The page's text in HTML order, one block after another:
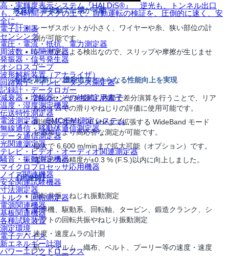
高・実輝度表示システム『HALDiS®』 逆光も、トンネル出口
も、24時間デスクの上で。自動運転の検証を、圧倒的に速く、安
全に。
電子計測器
センシング
電圧・電流・抵抗、電力測定器
周波数・時間測定器
発振器・信号発生器
オシロスコープ
波形解析装置（アナライザ）
回路素子・インピーダンス測定器
記録計・データロガー
減衰器・増幅器・その他測定用素子
温度・湿度測定機器
伝送特性測定器
電波測定器、EMC/EMI測定システム
無線通信・移動体通信測定器
データ通信測定器
光関連測定器
テレビ・ビデオ・オーディオ関連測定器
騒音・振動測定機器
マイクロプロセッサ応用機器
ノイズ関連機器
安全関連試験機器
寸法測定器
トルク・回転測定器
電源関連機器
基板関連機器
各種試験装置
測定環境
電子デバイス
新エネルギー計測
パワーエレクトロニクス
無負荷・非接触で計測が可能
レーザスポットが小さく、ワイヤーや糸、狭い部位の計
測が可能です。
レーザ光による検出なので、スリップや摩擦が生じませ
ん。
本体を刷新し、機能追加とさらなる性能向上を実現
2台のセンサを接続し内部で差分演算を行うことで、リア
ルタイムでの滑りやねじりの評価に使用可能です。
周波数応答性を 20 kHzまで拡張する WideBand モード
を追加しより高応答な測定が可能です。
最大で 6,600 m/minまで拡大可能（オプション）です。
電圧出力の精度が±0.3 % (F.S.)以内に向上しました。
【用途例】
回転共振、ねじれ振動測定
伝導機、駆動系、回転軸、タービン、鍛造クランク、シ
ャフトの回転共振やねじり振動測定
速度・速度ムラの計測
紙、フィルム、織布、ベルト、プーリー等の速度・速度